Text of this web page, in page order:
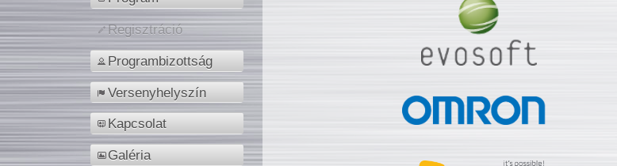
Regisztráció
Programbizottság
Versenyhelyszín
Kapcsolat
Galéria